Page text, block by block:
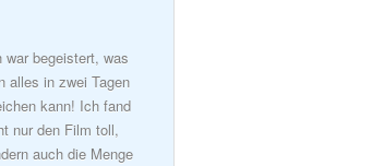
war begeistert, was
alles in zwei Tagen
kann! Ich fand
nur den Film toll,
auch die Menge